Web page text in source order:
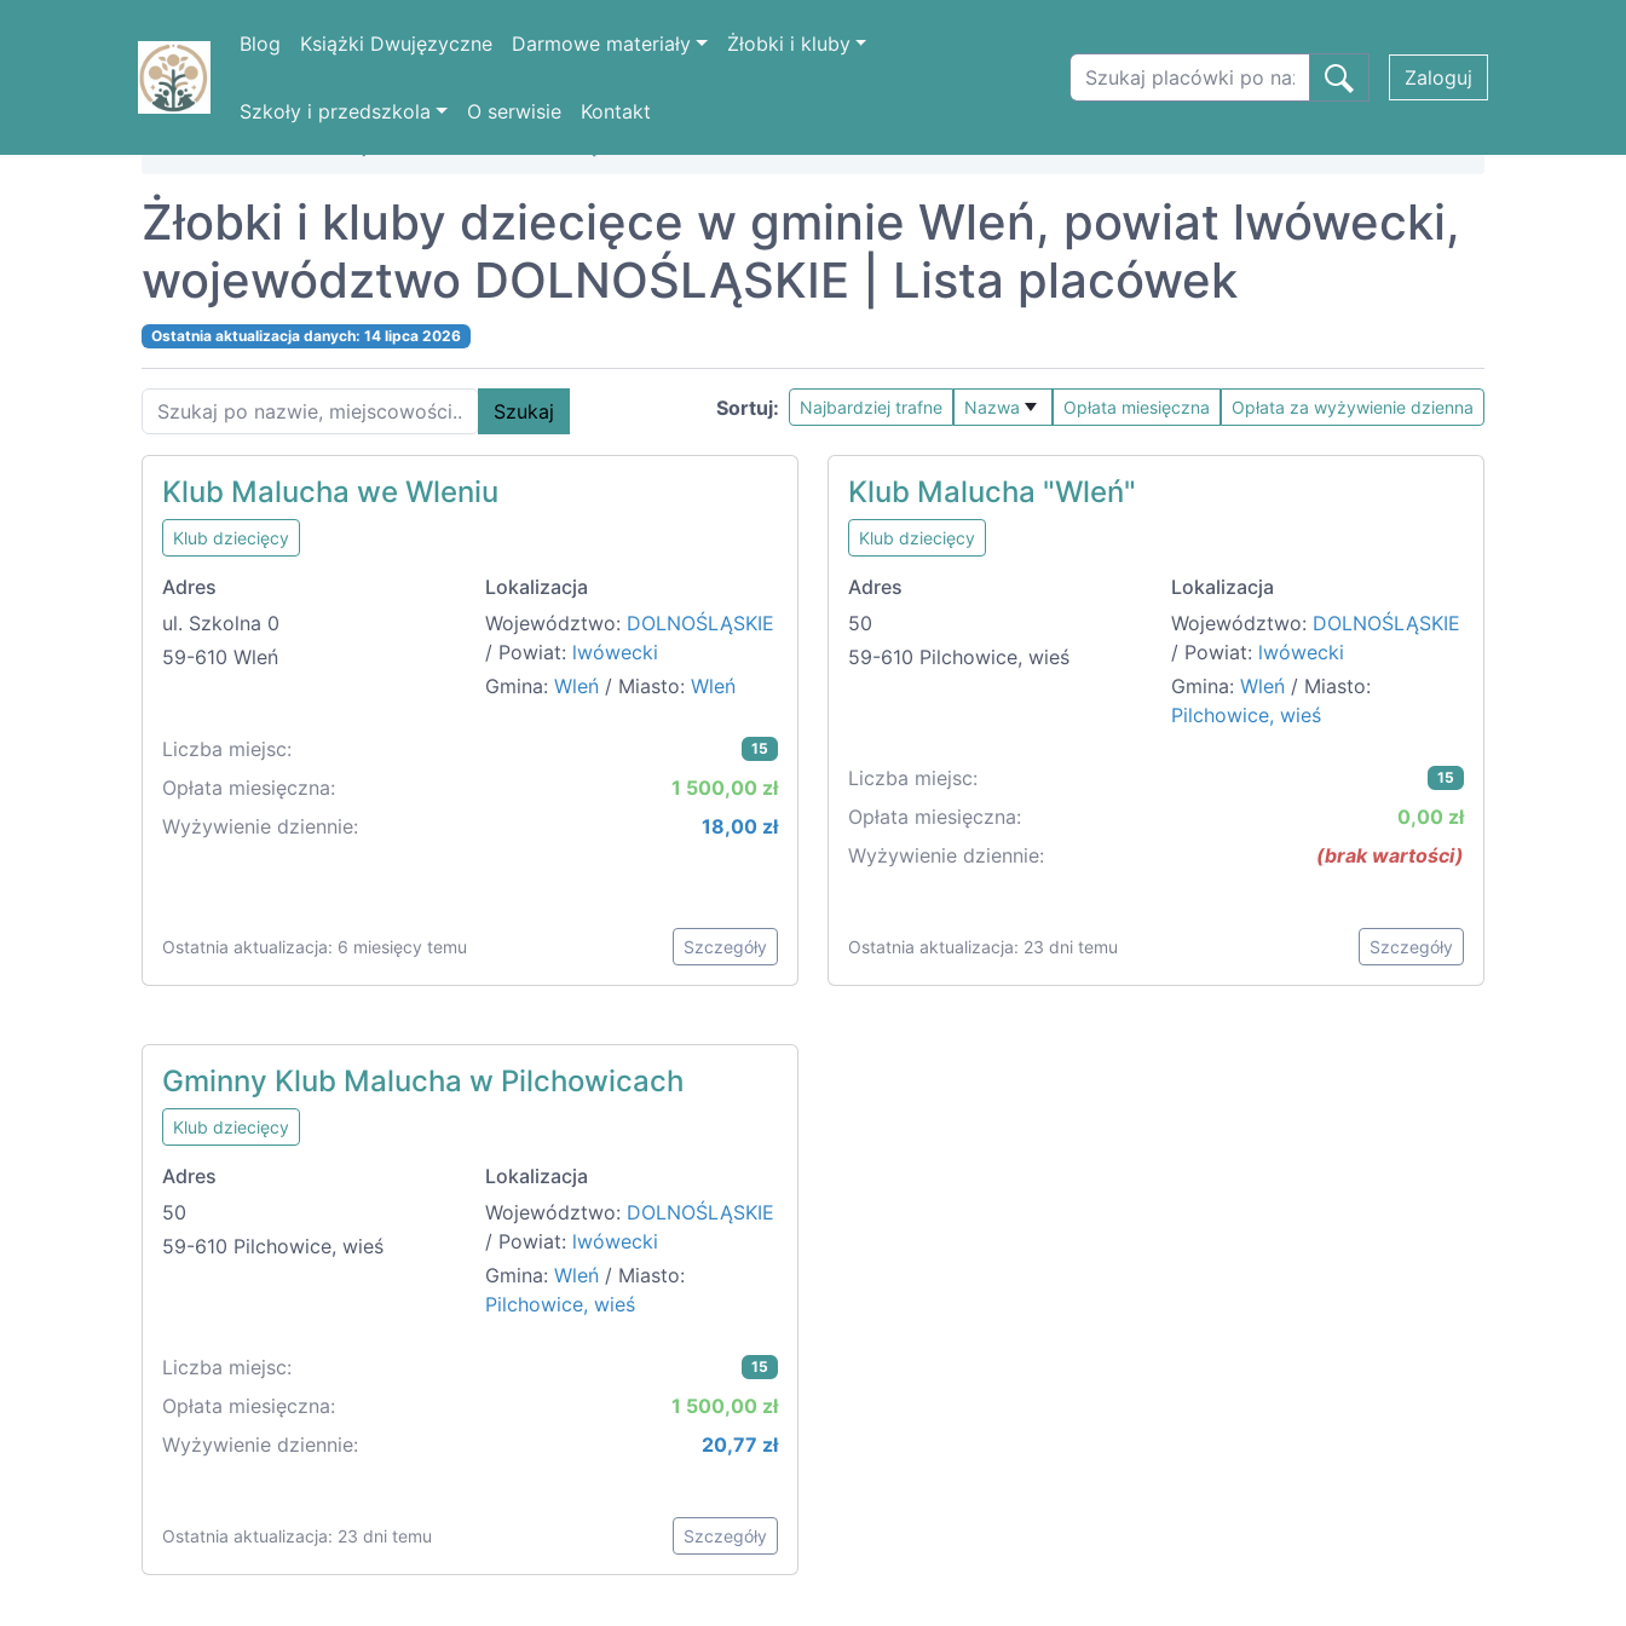
Blog Książki Dwujęzyczne Darmowe materiały Żłobki i kluby
Szkoły i przedszkola O serwisie Kontakt
Zaloguj
Żłobki i kluby dziecięce w gminie Wleń, powiat lwówecki,
województwo DOLNOŚLĄSKIE | Lista placówek
Ostatnia aktualizacja danych: 14 lipca 2026
Szukaj Sortuj: Najbardziej trafne Nazwa Opłata miesięczna Opłata za wyżywienie dzienna
Klub Malucha we Wleniu
Klub dziecięcy
Adres
ul. Szkolna 0
59-610 Wleń
Lokalizacja
Województwo: DOLNOŚLĄSKIE
/ Powiat: lwówecki
Gmina: Wleń/ Miasto: Wleń
Liczba miejsc: 15
Opłata miesięczna:
1 500,00 zł
Wyżywienie dziennie:
18,00 zł
Ostatnia aktualizacja: 6 miesięcy temu Szczegóły
Klub Malucha "Wleń"
Klub dziecięcy
Adres
50
59-610 Pilchowice, wieś
Lokalizacja
Województwo: DOLNOŚLĄSKIE
/ Powiat: lwówecki
Gmina: Wleń/ Miasto:
Pilchowice, wieś
Liczba miejsc: 15
Opłata miesięczna:
0,00 zł
Wyżywienie dziennie:
(brak wartości)
Ostatnia aktualizacja: 23 dni temu Szczegóły
Gminny Klub Malucha w Pilchowicach
Klub dziecięcy
Adres
50
59-610 Pilchowice, wieś
Lokalizacja
Województwo: DOLNOŚLĄSKIE
/ Powiat: lwówecki
Gmina: Wleń/ Miasto:
Pilchowice, wieś
Liczba miejsc: 15
Opłata miesięczna:
1 500,00 zł
Wyżywienie dziennie:
20,77 zł
Ostatnia aktualizacja: 23 dni temu Szczegóły